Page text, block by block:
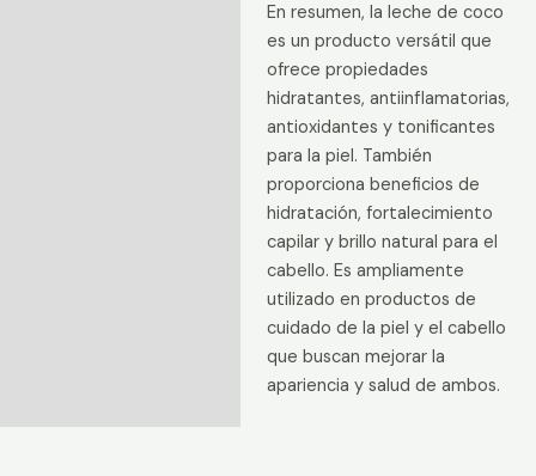
En resumen, la leche de coco
es un producto versátil que
ofrece propiedades
hidratantes, antiinflamatorias,
antioxidantes y tonificantes
para la piel. También
proporciona beneficios de
hidratación, fortalecimiento
capilar y brillo natural para el
cabello. Es ampliamente
utilizado en productos de
cuidado de la piel y el cabello
que buscan mejorar la
apariencia y salud de ambos.